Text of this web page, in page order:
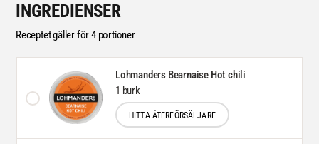
INGREDIENSER
Receptet gäller för 4 portioner
Lohmanders Bearnaise Hot chili
1 burk
HITTA ÅTERFÖRSÄLJARE